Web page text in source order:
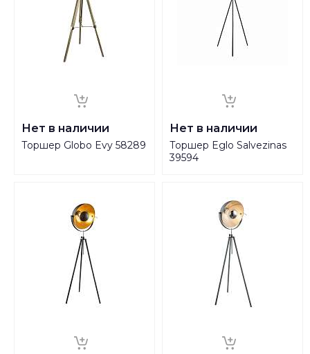
Нет в наличии
Торшер Globo Evy 58289
Нет в наличии
Торшер Eglo Salvezinas
39594